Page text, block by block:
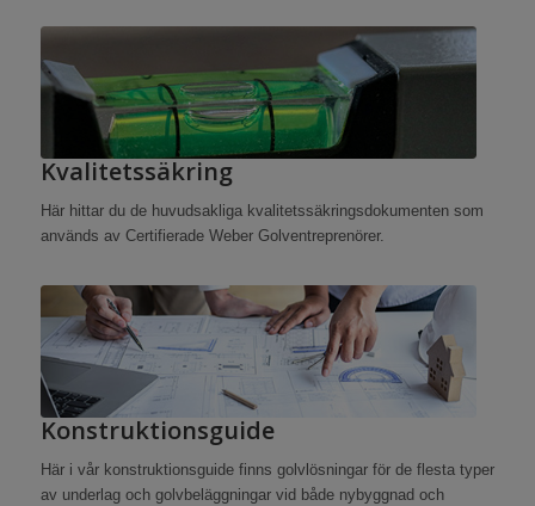
Kvalitetssäkring
Här hittar du de huvudsakliga kvalitetssäkringsdokumenten som
används av Certifierade Weber Golventreprenörer.
Konstruktionsguide
Här i vår konstruktionsguide finns golvlösningar för de flesta typer
av underlag och golvbeläggningar vid både nybyggnad och